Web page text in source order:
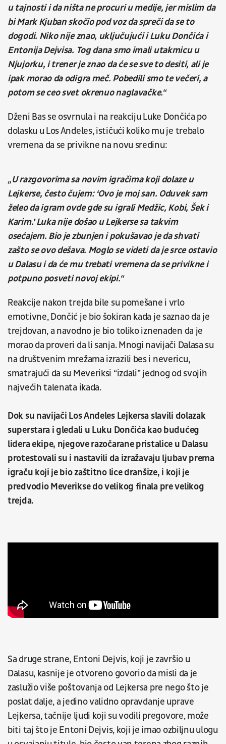
u tajnosti i da ništa ne procuri u medije, jer mislim da
bi Mark Kjuban skočio pod voz da spreči da se to
dogodi. Niko nije znao, uključujući i Luku Dončića i
Entonija Dejvisa. Tog dana smo imali utakmicu u
Njujorku, i trener je znao da će se sve to desiti, ali je
ipak morao da odigra meč. Pobedili smo te večeri, a
potom se ceo svet okrenuo naglavačke.“
Dženi Bas se osvrnula i na reakciju Luke Dončića po
dolasku u Los Anđeles, ističući koliko mu je trebalo
vremena da se privikne na novu sredinu:
„U razgovorima sa novim igračima koji dolaze u
Lejkerse, često čujem: ‘Ovo je moj san. Oduvek sam
želeo da igram ovde gde su igrali Medžic, Kobi, Šek i
Karim.’ Luka nije došao u Lejkerse sa takvim
osećajem. Bio je zbunjen i pokušavao je da shvati
zašto se ovo dešava. Moglo se videti da je srce ostavio
u Dalasu i da će mu trebati vremena da se privikne i
potpuno posveti novoj ekipi.“
Reakcije nakon trejda bile su pomešane i vrlo
emotivne, Dončić je bio šokiran kada je saznao da je
trejdovan, a navodno je bio toliko iznenađen da je
morao da proveri da li sanja. Mnogi navijači Dalasa su
na društvenim mrežama izrazili bes i nevericu,
smatrajući da su Meveriksi “izdali” jednog od svojih
najvećih talenata ikada.
Dok su navijači Los Anđeles Lejkersa slavili dolazak
superstara i gledali u Luku Dončića kao budućeg
lidera ekipe, njegove razočarane pristalice u Dalasu
protestovali su i nastavili da izražavaju ljubav prema
igraču koji je bio zaštitno lice dranšize, i koji je
predvodio Meverikse do velikog finala pre velikog
trejda.
Sa druge strane, Entoni Dejvis, koji je završio u
Dalasu, kasnije je otvoreno govorio da misli da je
zaslužio više poštovanja od Lejkersa pre nego što je
poslat dalje, a jedino validno opravdanje uprave
Lejkersa, tačnije ljudi koji su vodili pregovore, može
biti taj što je Entoni Dejvis, koji je imao ozbiljnu ulogu